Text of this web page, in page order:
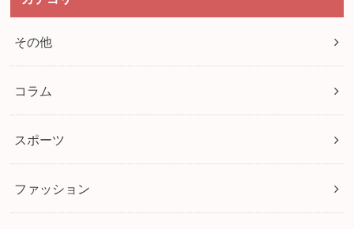
その他
コラム
スポーツ
ファッション